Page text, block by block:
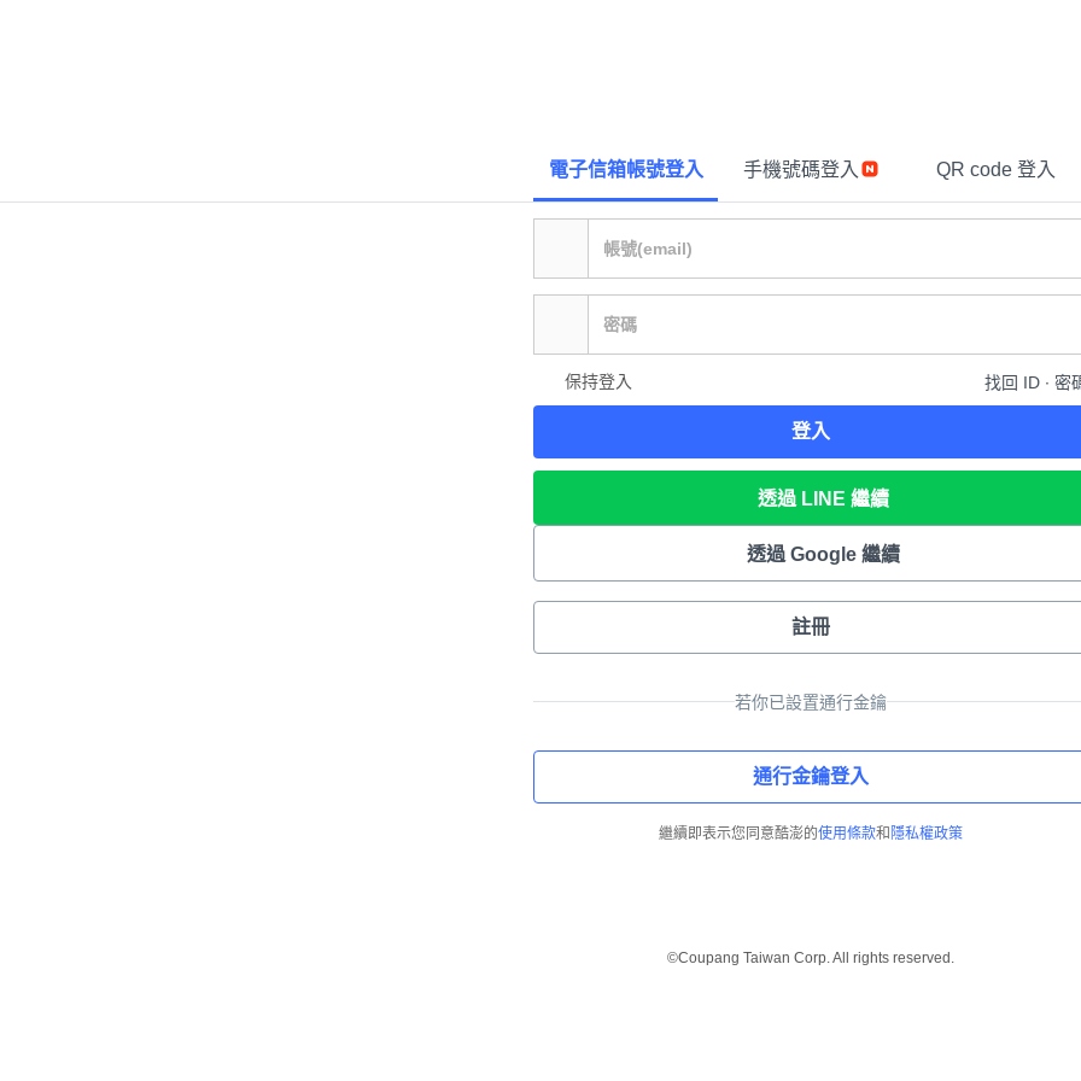
電子信箱帳號登入 手機號碼登入 QR code 登入
保持登入 找回 ID ∙ 密
登入
透過 LINE 繼續
透過 Google 繼續
註冊
若你已設置通行金鑰
通行金鑰登入
繼續即表示您同意酷澎的使用條款和 隱私權政策
©Coupang Taiwan Corp. All rights reserved.